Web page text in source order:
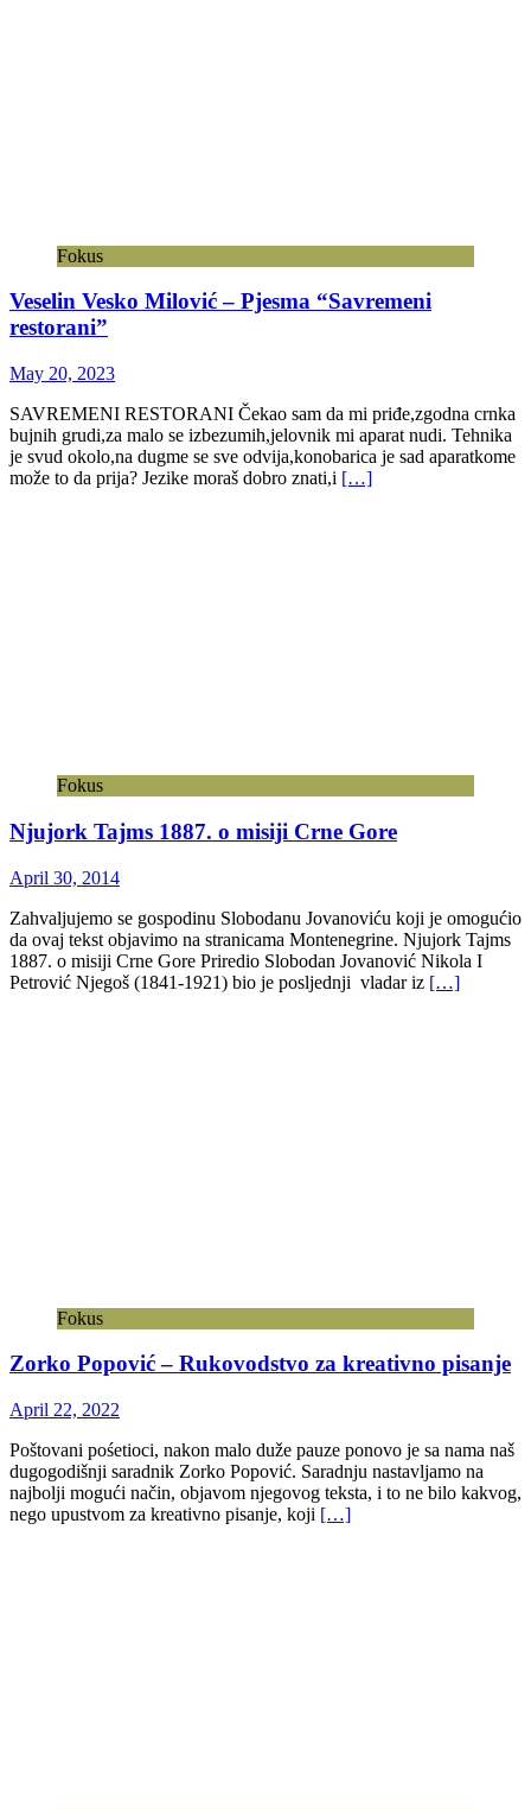
Fokus
Veselin Vesko Milović – Pjesma “Savremeni
restorani”
May 20, 2023
SAVREMENI RESTORANI Čekao sam da mi priđe,zgodna crnka
bujnih grudi,za malo se izbezumih,jelovnik mi aparat nudi. Tehnika
je svud okolo,na dugme se sve odvija,konobarica je sad aparatkome
može to da prija? Jezike moraš dobro znati,i […]
Fokus
Njujork Tajms 1887. o misiji Crne Gore
April 30, 2014
Zahvaljujemo se gospodinu Slobodanu Jovanoviću koji je omogućio
da ovaj tekst objavimo na stranicama Montenegrine. Njujork Tajms
1887. o misiji Crne Gore Priredio Slobodan Jovanović Nikola I
Petrović Njegoš (1841-1921) bio je posljednji vladar iz […]
Fokus
Zorko Popović – Rukovodstvo za kreativno pisanje
April 22, 2022
Poštovani pośetioci, nakon malo duže pauze ponovo je sa nama naš
dugogodišnji saradnik Zorko Popović. Saradnju nastavljamo na
najbolji mogući način, objavom njegovog teksta, i to ne bilo kakvog,
nego upustvom za kreativno pisanje, koji […]